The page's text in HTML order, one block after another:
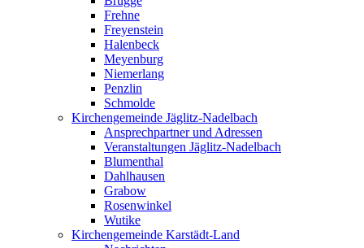
Frehne
Freyenstein
Halenbeck
Meyenburg
Niemerlang
Penzlin
Schmolde
Kirchengemeinde Jäglitz-Nadelbach
Ansprechpartner und Adressen
Veranstaltungen Jäglitz-Nadelbach
Blumenthal
Dahlhausen
Grabow
Rosenwinkel
Wutike
Kirchengemeinde Karstädt-Land